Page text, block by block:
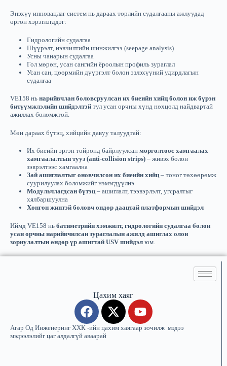
Энэхүү инновацлаг систем нь дараах төрлийн судалгааны ажлуудад
өргөн хэрэглэгддэг:
Гидрологийн судалгаа
Шүүрэлт, нэвчилтийн шинжилгээ (seepage analysis)
Усны чанарын судалгаа
Гол мөрөн, усан сангийн ёроолын профиль зураглал
Усан сан, цөөрмийн дүүргэлт болон эзлэхүүний удирдлагын
судалгаа
VE158 нь нарийвчлан боловсруулсан их биеийн хийц болон иж бүрэн
битүүмжлэлийн шийдэлтэй тул усан орчны хүнд нөхцөлд найдвартай
ажиллах боломжтой.
Мөн дараах бүтэц, хийцийн давуу талуудтай:
Их биеийн эргэн тойронд байрлуулсан мөргөлтөөс хамгаалах
хамгаалалтын тууз (anti-collision strips)– живэх болон
зэврэлтээс хамгаална
Зай ашиглалтыг оновчилсон их биеийн хийц– тоног төхөөрөмж
суурилуулах боломжийг нэмэгдүүлнэ
Модульчлагдсан бүтэц– ашиглалт, тээвэрлэлт, угсралтыг
хялбаршуулна
Хөнгөн жинтэй боловч өндөр даацтай платформын шийдэл
Иймд VE158 нь батиметрийн хэмжилт, гидрологийн судалгаа болон
усан орчны нарийвчилсан зураглалын ажилд ашиглах олон
зориулалтын өндөр үр ашигтай USV шийдэл юм.
Цахим хаяг
Агар Од Инженеринг ХХК -ийн цахим хаягаар зочилж мэдээ
мэдээлэлийг цаг алдалгүй аваарай